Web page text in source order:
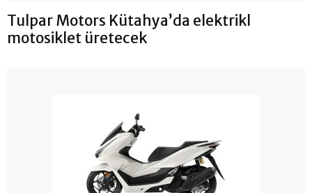
Tulpar Motors Kütahya’da elektrikl
motosiklet üretecek